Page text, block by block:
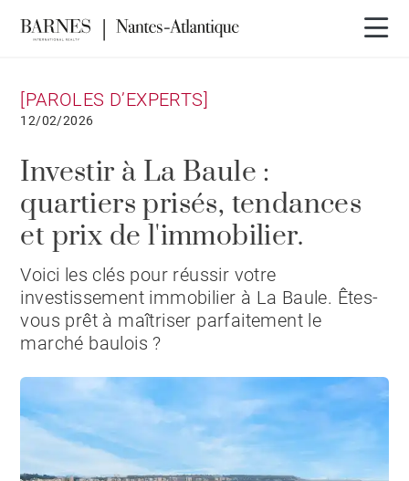
[PAROLES D’EXPERTS]
12/02/2026
Investir à La Baule :
quartiers prisés, tendances
et prix de l'immobilier.
Voici les clés pour réussir votre
investissement immobilier à La Baule. Êtes-
vous prêt à maîtriser parfaitement le
marché baulois ?